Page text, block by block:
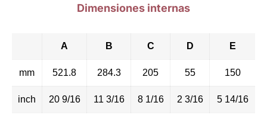
Dimensiones internas
A B C D E
mm 521.8 284.3 205 55 150
inch 20 9/16 11 3/16 8 1/16 2 3/16 5 14/16